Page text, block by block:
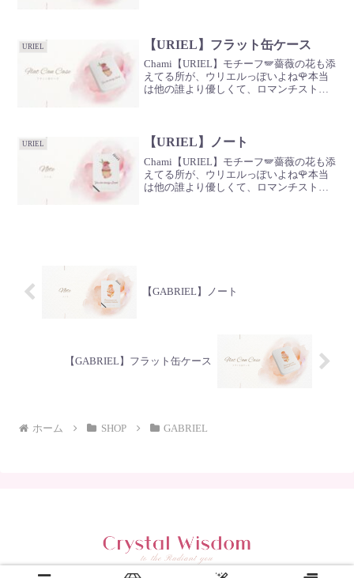
感・安全・安定性...
URIEL 【URIEL】フラット缶ケース
Chami【URIEL】モチーフ🪽薔薇の花も添
えてる所が、ウリエルっぽいよね🌹本当
は他の誰より優しくて、ロマンチストな
感・安全・安定性...
URIEL 【URIEL】ノート
Chami【URIEL】モチーフ🪽薔薇の花も添
えてる所が、ウリエルっぽいよね🌹本当
は他の誰より優しくて、ロマンチストな
【GABRIEL】ノート
【GABRIEL】フラット缶ケース
ホーム SHOP GABRIEL